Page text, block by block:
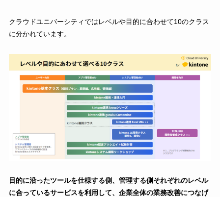
クラウドユニバーシティではレベルや目的に合わせて10のクラス
に分かれています。
目的に沿ったツールを仕様する側、管理する側それぞれのレベル
に合っているサービスを利用して、企業全体の業務改善につなげ